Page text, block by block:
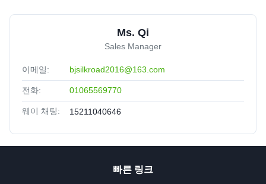
Ms. Qi
Sales Manager
이메일: bjsilkroad2016@163.com
전화: 01065569770
웨이 채팅: 15211040646
빠른 링크